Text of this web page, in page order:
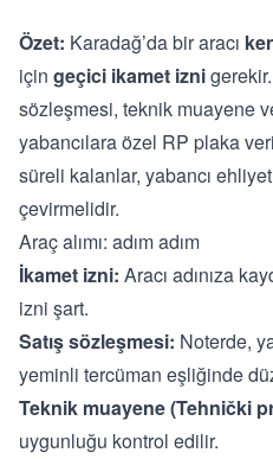
Özet: Karadağ’da bir aracı
için geçici ikamet izni
sözleşmesi, teknik muayene
yabancılara özel RP plaka
süreli kalanlar, yabancı
çevirmelidir.
Araç alımı: adım adım
İkamet izni: Aracı adınıza
izni şart.
Satış sözleşmesi: Noterde,
yeminli tercüman eşliğinde
Teknik muayene (Tehnički
uygunluğu kontrol edilir.